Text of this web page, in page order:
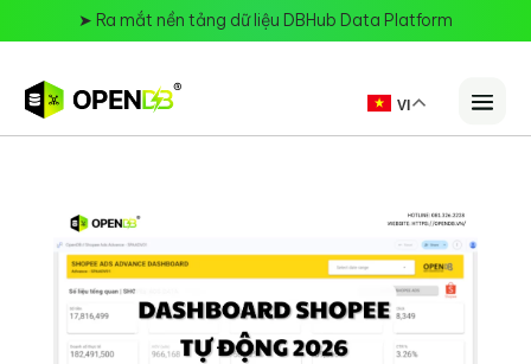
➤ Ra mắt nền tảng dữ liệu DBHub Data Platform
VI